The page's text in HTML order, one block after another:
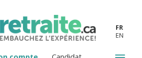
FR
EN